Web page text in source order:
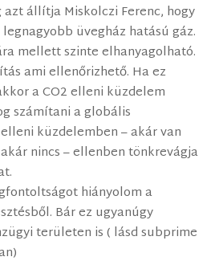
azt állítja Miskolczi Ferenc, hogy
üvegház hatású gáz.
mellett szinte elhanyagolható.
ami ellenőrizhető. Ha ez
a CO2 elleni küzdelem
számítani a globális
küzdelemben – akár van
nincs – ellenben tönkrevágja
hiányolom a
Bár ez ugyanúgy
területen is ( lásd subprime